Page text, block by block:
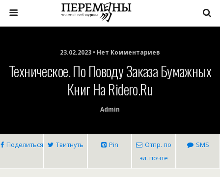
23.02.2023 • Нет Комментариев
Техническое. По Поводу Заказа Бумажных
Книг На Ridero.ru
Admin
Поделиться Твитнуть Pin
Отпр. по
эл. почте
SMS